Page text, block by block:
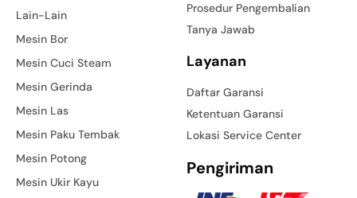
Lain-Lain
Mesin Bor
Mesin Cuci Steam
Mesin Gerinda
Mesin Las
Mesin Paku Tembak
Mesin Potong
Mesin Ukir Kayu
Prosedur Pengembalian
Tanya Jawab
Layanan
Daftar Garansi
Ketentuan Garansi
Lokasi Service Center
Pengiriman